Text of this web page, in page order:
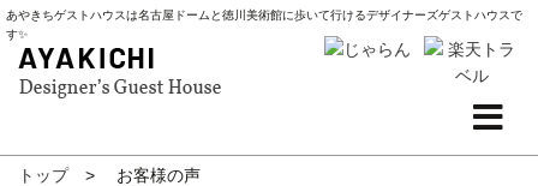
あやきちゲストハウスは名古屋ドームと徳川美術館に歩いて行けるデザイナーズゲストハウスで
す✨
トップ お客様の声